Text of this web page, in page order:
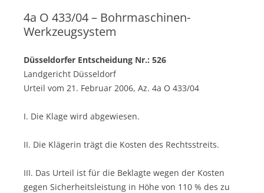
4a O 433/04 – Bohrmaschinen-
Werkzeugsystem
Düsseldorfer Entscheidung Nr.: 526
Landgericht Düsseldorf
Urteil vom 21. Februar 2006, Az. 4a O 433/04
I. Die Klage wird abgewiesen.
II. Die Klägerin trägt die Kosten des Rechtsstreits.
III. Das Urteil ist für die Beklagte wegen der Kosten
gegen Sicherheitsleistung in Höhe von 110 % des zu